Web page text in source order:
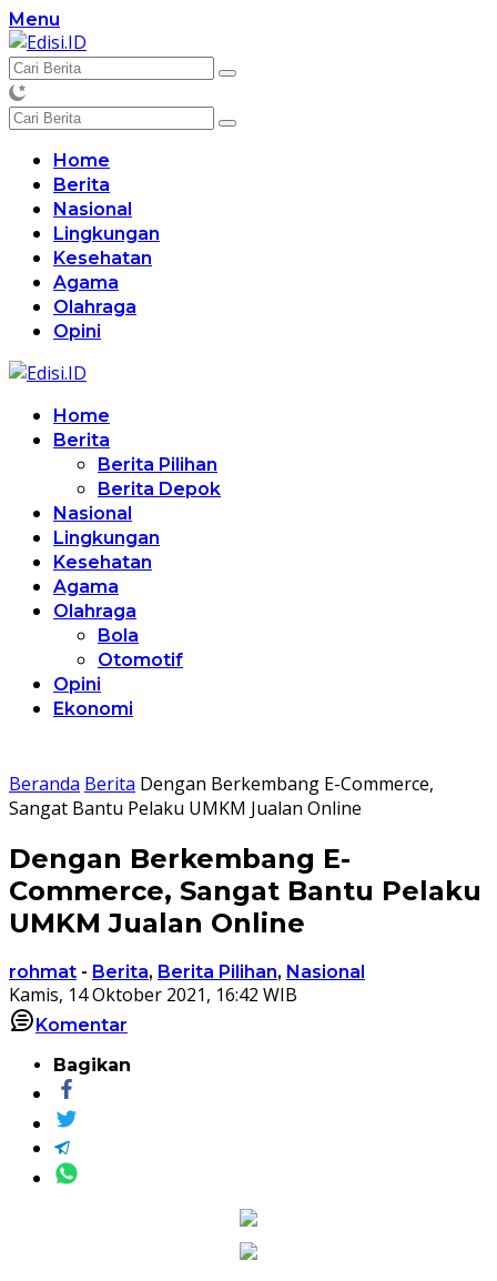
Langsung
ke
konten
Menu
Home
Berita
Nasional
Lingkungan
Kesehatan
Agama
Olahraga
Opini
Home
Berita
Berita Pilihan
Berita Depok
Nasional
Lingkungan
Kesehatan
Agama
Olahraga
Bola
Otomotif
Opini
Ekonomi
Beranda Berita Dengan Berkembang E-Commerce,
Sangat Bantu Pelaku UMKM Jualan Online
Dengan Berkembang E-
Commerce, Sangat Bantu Pelaku
UMKM Jualan Online
rohmat - Berita, Berita Pilihan, Nasional
Kamis, 14 Oktober 2021, 16:42 WIB
Komentar
Bagikan